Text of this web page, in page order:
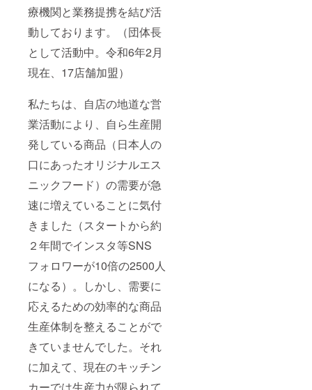
療機関と業務提携を結び活
動しております。（団体長
として活動中。令和6年2月
現在、17店舗加盟）
私たちは、自店の地道な営
業活動により、自ら生産開
発している商品（日本人の
口にあったオリジナルエス
ニックフード）の需要が急
速に増えていることに気付
きました（スタートから約
２年間でインスタ等SNS
フォロワーが10倍の2500人
になる）。しかし、需要に
応えるための効率的な商品
生産体制を整えることがで
きていませんでした。それ
に加えて、現在のキッチン